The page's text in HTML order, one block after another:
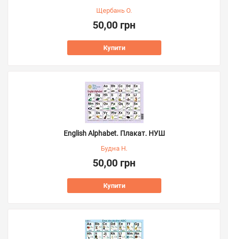
Щербань О.
50,00 грн
Купити
English Alphabet. Плакат. НУШ
Будна Н.
50,00 грн
Купити